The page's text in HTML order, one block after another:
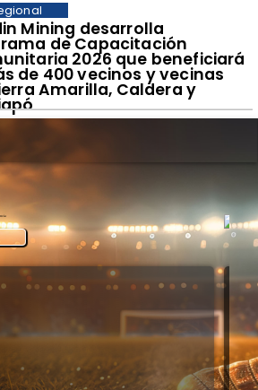
Mining desarrolla
de Capacitación
2026 que beneficiará
de 400 vecinos y vecinas
Amarilla, Caldera y